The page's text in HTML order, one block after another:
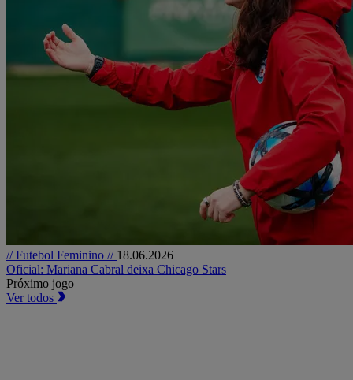
// Futebol Feminino // 18.06.2026
Oficial: Mariana Cabral deixa Chicago Stars
Próximo jogo
Ver todos